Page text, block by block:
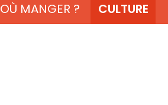
OÙ MANGER ? CULTURE